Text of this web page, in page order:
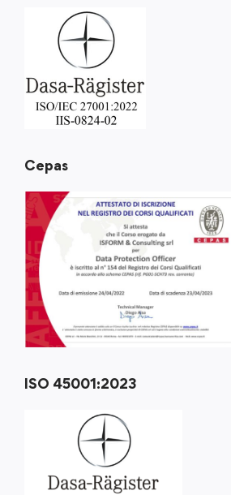
Cepas
ISO 45001:2023